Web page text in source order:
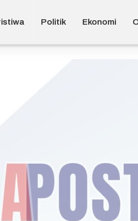
Politik Ekonomi